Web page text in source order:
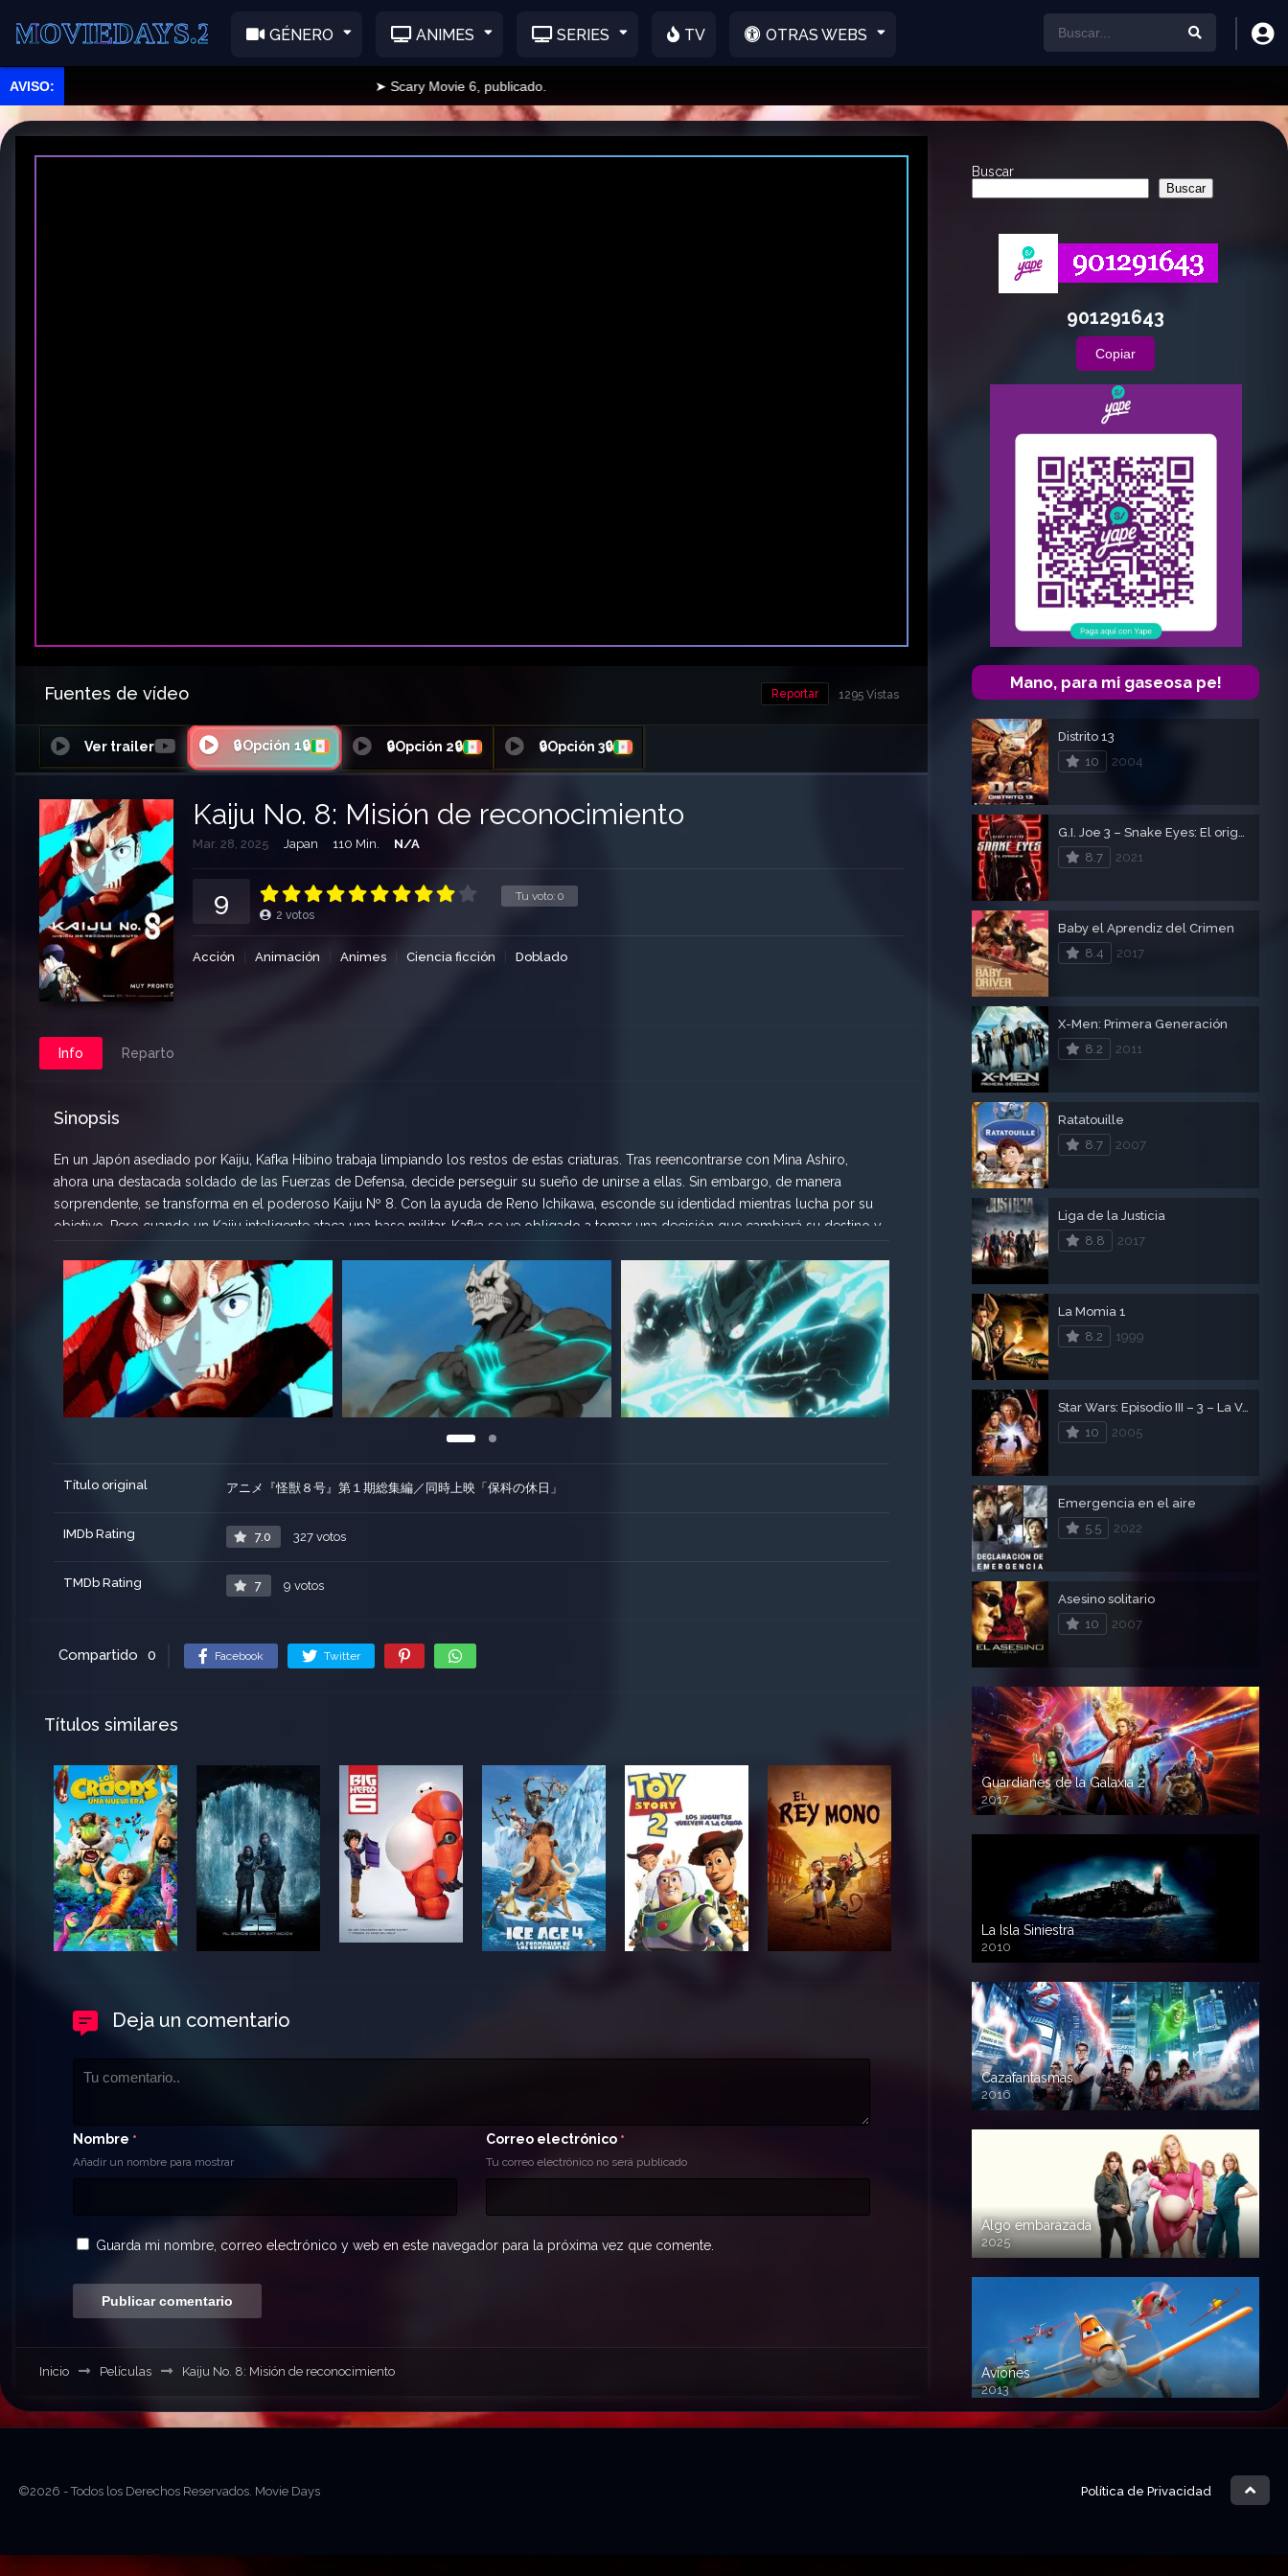
GÉNERO ANIMES SERIES TV OTRAS WEBS
➤ Scary Movie 6, publicado.
Fuentes de vídeo 1295 Vistas
Reportar
Ver trailer 🔒Opción 1🔒 🔒Opción 2🔒 🔒Opción 3🔒
Kaiju No. 8: Misión de reconocimiento
Mar. 28, 2025 Japan 110 Min. N/A
Tu voto: 0
9 2 votos
Acción Animación Animes Ciencia ficción Doblado
Info Reparto
Sinopsis
En un Japón asediado por Kaiju, Kafka Hibino trabaja limpiando los restos de estas criaturas. Tras reencontrarse con Mina Ashiro,
ahora una destacada soldado de las Fuerzas de Defensa, decide perseguir su sueño de unirse a ellas. Sin embargo, de manera
sorprendente, se transforma en el poderoso Kaiju Nº 8. Con la ayuda de Reno Ichikawa, esconde su identidad mientras lucha por su
objetivo. Pero cuando un Kaiju inteligente ataca una base militar, Kafka se ve obligado a tomar una decisión que cambiará su destino y
Título original アニメ『怪獣８号』第１期総集編／同時上映「保科の休日」
IMDb Rating 7.0 327 votos
TMDb Rating 7 9 votos
Compartido 0 Facebook Twitter
Títulos similares
Deja un comentario
Nombre *
Añadir un nombre para mostrar
Correo electrónico *
Tu correo electrónico no será publicado
Guarda mi nombre, correo electrónico y web en este navegador para la próxima vez que comente.
Inicio Películas Kaiju No. 8: Misión de reconocimiento
Buscar
Buscar
901291643
Copiar
Mano, para mi gaseosa pe!
Distrito 13
10
2004
8.7
2021
Baby el Aprendiz del Crimen
8.4
2017
X-Men: Primera Generación
8.2
2011
Ratatouille
8.7
2007
Liga de la Justicia
8.8
2017
La Momia 1
8.2
1999
Star Wars: Episodio III – 3 – La Venganza de los Sith
10
2005
Emergencia en el aire
5.5
2022
Asesino solitario
10
2007
Guardianes de la Galaxia 2
2017
720p HD
La Isla Siniestra
2010
720p HD
Cazafantasmas
2016
720p HD
Algo embarazada
2025
720p HD
Aviones
2013
720 HD
©2026 - Todos los Derechos Reservados. Movie Days Política de Privacidad